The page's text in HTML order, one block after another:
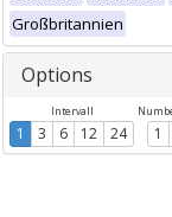
Großbritannien
Options
Intervall
1 3 6 12 24 1